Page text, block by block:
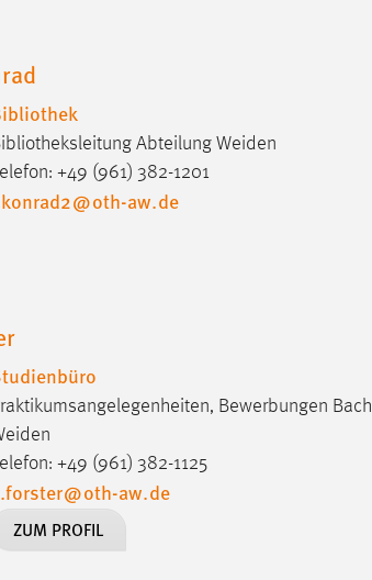
Abteilung Weiden
+49 (961) 382-1201
@oth-aw.de
Bewerbungen
Telefon: +49 (961) 382-1125
@oth-aw.de
ZUM PROFIL
site-language-preference
Das Cookie speichert die gewählte
Sprache der Website.
mibew_locale, mibew-chat-frame-style-
5e9dbeb1811c0446
Wird benötigt um die Chatfunktion
nutzen zu können.
MibewSessionID, mibew-chat-frame-
style-5e9dbeb1811c0446 =